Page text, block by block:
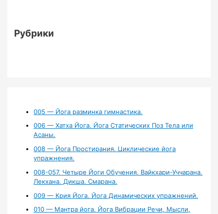
Рубрики
005 — Йога разминка гимнастика.
006 — Хатха Йога. Йога Статических Поз Тела или
Асаны.
008 — Йога Простирания. Циклические йога
упражнения.
008-057. Четыре Йоги Обучения. Вайкхари-Уччарана.
Лекхана. Дикша. Смарана.
009 — Крия Йога. Йога Динамических упражнений.
010 — Мантра йога. Йога Вибрации Речи, Мысли,